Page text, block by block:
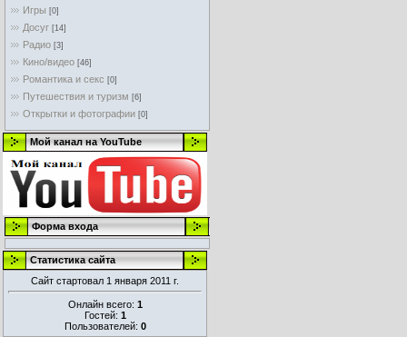
Игры [0]
Досуг [14]
Радио [3]
Кино/видео [46]
Романтика и секс [0]
Путешествия и туризм [6]
Открытки и фотографии [0]
Мой канал на YouTube
Форма входа
Статистика сайта
Сайт стартовал 1 января 2011 г.
Онлайн всего: 1
Гостей: 1
Пользователей: 0